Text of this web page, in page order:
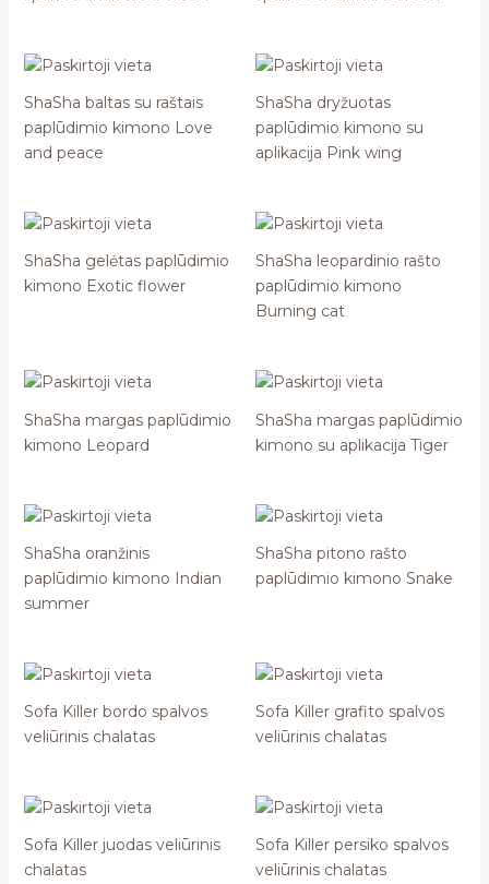
ShaSha baltas su raštais
paplūdimio kimono Love
and peace
ShaSha dryžuotas
paplūdimio kimono su
aplikacija Pink wing
ShaSha gelėtas paplūdimio
kimono Exotic flower
ShaSha leopardinio rašto
paplūdimio kimono
Burning cat
ShaSha margas paplūdimio
kimono Leopard
ShaSha margas paplūdimio
kimono su aplikacija Tiger
ShaSha oranžinis
paplūdimio kimono Indian
summer
ShaSha pitono rašto
paplūdimio kimono Snake
Sofa Killer bordo spalvos
veliūrinis chalatas
Sofa Killer grafito spalvos
veliūrinis chalatas
Sofa Killer juodas veliūrinis
chalatas
Sofa Killer persiko spalvos
veliūrinis chalatas